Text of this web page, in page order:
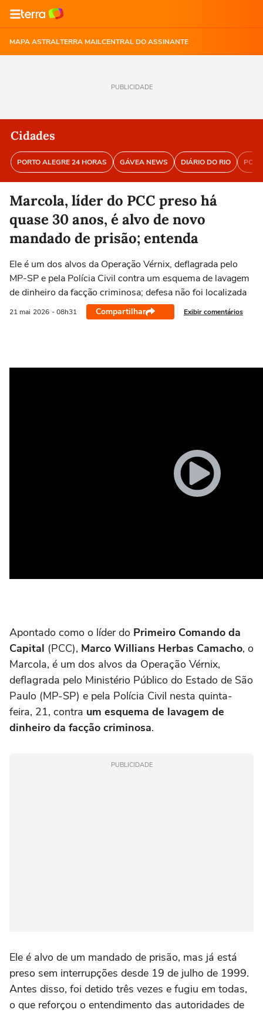
MAPA ASTRALTERRA MAILCENTRAL DO ASSINANTE
PUBLICIDADE
Cidades
PORTO ALEGRE 24 HORAS GÁVEA NEWS DIÁRIO DO RIO
Marcola, líder do PCC preso há
quase 30 anos, é alvo de novo
mandado de prisão; entenda
Ele é um dos alvos da Operação Vérnix, deflagrada pelo
MP-SP e pela Polícia Civil contra um esquema de lavagem
de dinheiro da facção criminosa; defesa não foi localizada
21 mai 2026 - 08h31 Compartilhar Exibir comentários
Apontado como o líder do Primeiro Comando da
Capital (PCC), Marco Willians Herbas Camacho, o
Marcola, é um dos alvos da Operação Vérnix,
deflagrada pelo Ministério Público do Estado de São
Paulo (MP-SP) e pela Polícia Civil nesta quinta-
feira, 21, contra um esquema de lavagem de
dinheiro da facção criminosa.
PUBLICIDADE
Ele é alvo de um mandado de prisão, mas já está
preso sem interrupções desde 19 de julho de 1999.
Antes disso, foi detido três vezes e fugiu em todas,
o que reforçou o entendimento das autoridades de